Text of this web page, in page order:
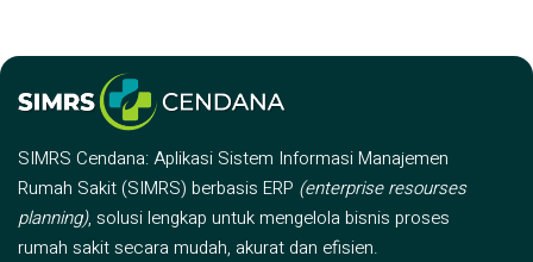
SIMRS Cendana: Aplikasi Sistem Informasi Manajemen
Rumah Sakit (SIMRS) berbasis ERP (enterprise resourses
planning), solusi lengkap untuk mengelola bisnis proses
rumah sakit secara mudah, akurat dan efisien.